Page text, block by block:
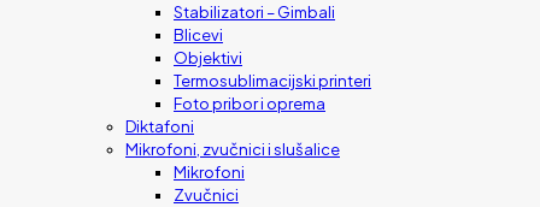
Stabilizatori – Gimbali
Blicevi
Objektivi
Termosublimacijski printeri
Foto pribor i oprema
Diktafoni
Mikrofoni, zvučnici i slušalice
Mikrofoni
Zvučnici